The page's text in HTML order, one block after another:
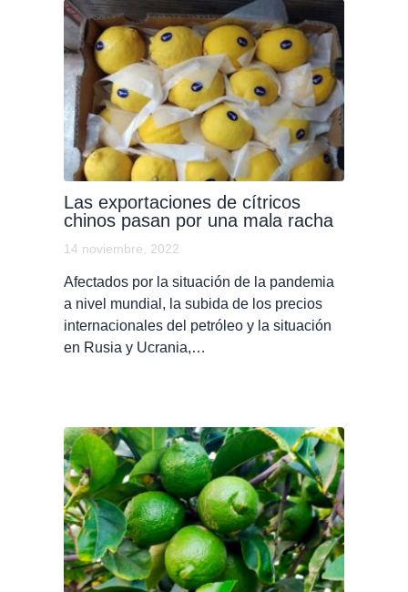
Las exportaciones de cítricos
chinos pasan por una mala racha
14 noviembre, 2022
Afectados por la situación de la pandemia
a nivel mundial, la subida de los precios
internacionales del petróleo y la situación
en Rusia y Ucrania,…